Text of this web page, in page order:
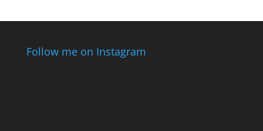
Follow me on Instagram